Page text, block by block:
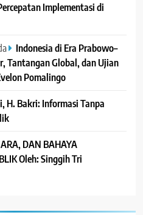
Implementasi di
Indonesia di Era Prabowo–
Tantangan Global, dan Ujian
Pomalingo
H. Bakri: Informasi Tanpa
DAN BAHAYA
Oleh: Singgih Tri